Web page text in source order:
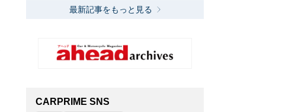
最新記事をもっと見る
CARPRIME SNS